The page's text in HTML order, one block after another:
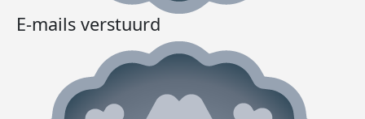
E-mails verstuurd